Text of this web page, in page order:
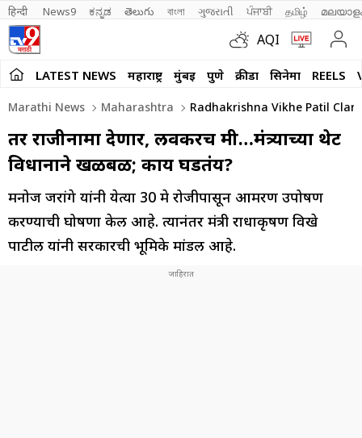
हिन्दी News9 ಕನ್ನಡ తెలుగు বাংলা ગુજરાતી ਪੰਜਾਬੀ தமிழ்
AQI
LATEST NEWS महाराष्ट्र मुंबई पुणे क्रीडा सिनेमा REELS
Marathi News Maharashtra Radhakrishna Vikhe Patil
तर राजीनामा देणार, लवकरच मी…मंत्र्याच्या थेट
विधानाने खळबळ; काय घडतंय?
मनोज जरांगे यांनी येत्या 30 मे रोजीपासून आमरण उपोषण
करण्याची घोषणा केली आहे. त्यानंतर मंत्री राधाकृषण विखे
पाटील यांनी सरकारची भूमिके मांडली आहे.